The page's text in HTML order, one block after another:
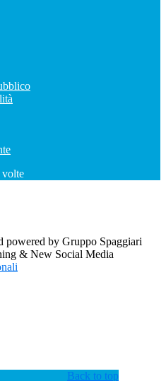
volte
powered by Gruppo Spaggiari
& New Social Media
Back to top